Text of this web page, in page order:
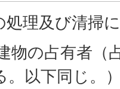
処理及び清掃
物の占有者（
。以下同じ。